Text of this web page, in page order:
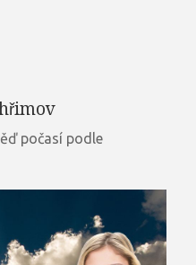
počasí podle